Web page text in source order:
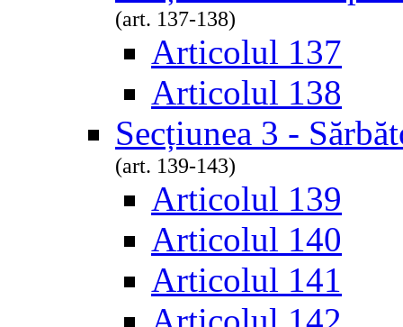
(art. 137-138)
Articolul 137
Articolul 138
Secțiunea 3 -
(art. 139-143)
Articolul 139
Articolul 140
Articolul 141